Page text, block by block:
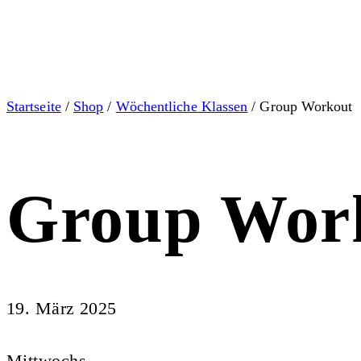
Startseite/ Shop / Wöchentliche Klassen / Group Workout
Group
19. März 2025